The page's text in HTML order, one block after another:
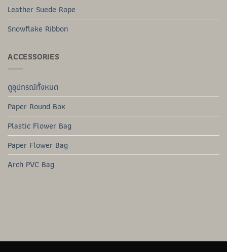
Leather Suede Rope
Snowflake Ribbon
ACCESSORIES
ดูอุปกรณ์ทั้งหมด
Paper Round Box
Plastic Flower Bag
Paper Flower Bag
Arch PVC Bag